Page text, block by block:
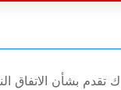
تقدم بشأن الاتفاق